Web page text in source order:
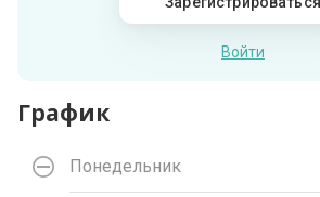
Войти
График
Понедельник